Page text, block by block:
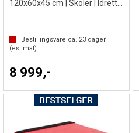
Bestillingsvare ca. 23 dager
(estimat)
8 999,-